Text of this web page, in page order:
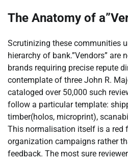
The Anatomy of
Scrutinizing these communities
hierarchy of bank.”Vendors” are
brands requiring precise repute
contemplate of three John R.
cataloged over 50,000 such
follow a particular template:
timber(holos, microprint),
This normalisation itself is a red
organization campaigns rather
feedback. The most sure